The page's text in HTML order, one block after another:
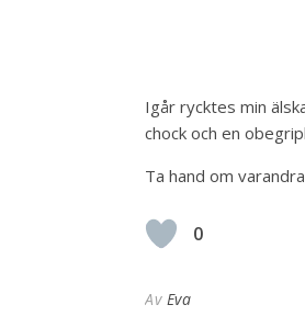
Igår rycktes min
chock och en
Ta hand om
0
Av Eva